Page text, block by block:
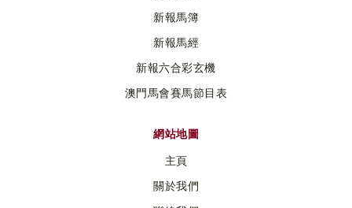
新報馬簿
新報馬經
新報六合彩玄機
澳門馬會賽馬節目表
網站地圖
主頁
關於我們